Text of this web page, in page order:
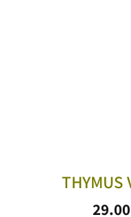
29.00טווח